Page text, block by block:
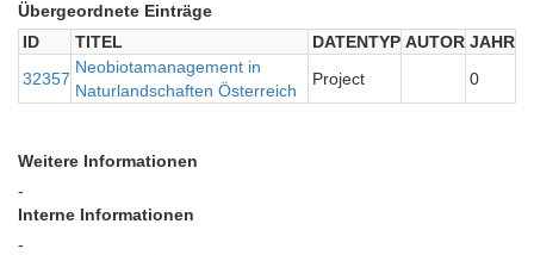
Übergeordnete Einträge
ID
TITEL DATENTYP AUTOR JAHR
32357
Neobiotamanagement in
Naturlandschaften Österreich
Project 0
Weitere Informationen
-
Interne Informationen
-